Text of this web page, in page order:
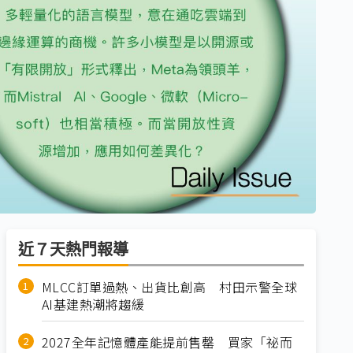
近７天熱門報導
MLCC訂單過熱、出貨比創高 村田示警全球
AI基建熱潮將趨緩
2027全年記憶體產能提前售罄 買家「祕而